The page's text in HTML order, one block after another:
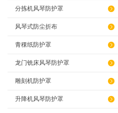
分拣机风琴防护罩
风琴式防尘折布
青稞纸防护罩
龙门铣床风琴防护罩
雕刻机防护罩
升降机风琴防护罩